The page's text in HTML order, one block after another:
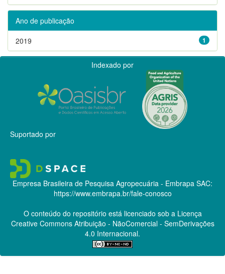
Ano de publicação
1
2019
Indexado por
Suportado por
Empresa Brasileira de Pesquisa Agropecuária - Embrapa SAC:
https://www.embrapa.br/fale-conosco
O conteúdo do repositório está licenciado sob a Licença
Creative CommonsAtribuição - NãoComercial - SemDerivações
4.0 Internacional.